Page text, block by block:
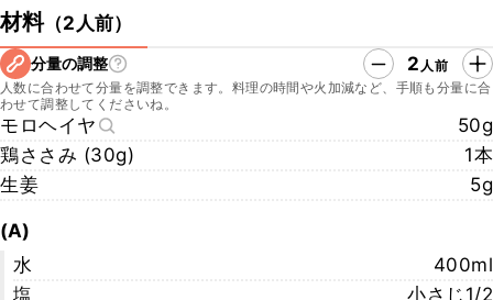
材料（2人前）
分量の調整 2 人前
人数に合わせて分量を調整できます。料理の時間や火加減など、手順も分量に合
わせて調整してくださいね。
モロヘイヤ
50g
鶏ささみ (30g)
1本
生姜
5g
(A)
水
400ml
塩
小さじ1/2